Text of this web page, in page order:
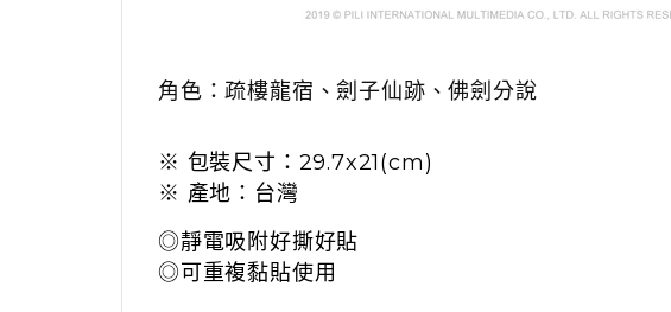
角色：疏樓龍宿、劍子仙跡、佛劍分說
※ 包裝尺寸：29.7x21(cm)
※ 產地：台灣
◎靜電吸附好撕好貼
◎可重複黏貼使用